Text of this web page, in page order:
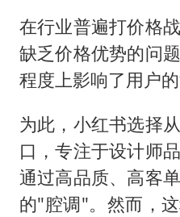
在行业普遍打价格
缺乏价格优势的问
程度上影响了用户的
为此，小红书选择
口，专注于设计师
通过高品质、高客
的"腔调"。然而，